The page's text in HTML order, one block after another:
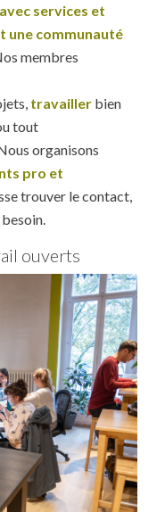
services et
une communauté
membres
travailler bien
tout
organisons
pro et
trouver le contact,
ouverts